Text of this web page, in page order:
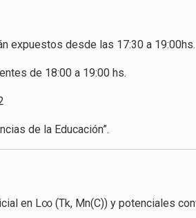
expuestos desde las 17:30 a 19:00hs.
de 18:00 a 19:00 hs.
de la Educación”.
en L∞ (Tk, Mn(C)) y potenciales